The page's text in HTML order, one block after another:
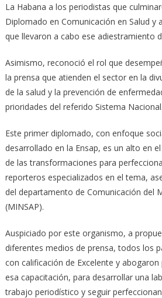
La Habana a los periodistas que
Diplomado en Comunicación en Salud y
que llevaron a cabo ese adiestramiento
Asimismo, reconoció el rol que
la prensa que atienden el sector en la
de la salud y la prevención de
prioridades del referido Sistema Nacional.
Este primer diplomado, con enfoque
desarrollado en la Ensap, es un alto en
de las transformaciones para
reporteros especializados en el tema,
del departamento de Comunicación del
(MINSAP).
Auspiciado por este organismo, a
diferentes medios de prensa, todos los
con calificación de Excelente y
esa capacitación, para desarrollar una
trabajo periodístico y seguir